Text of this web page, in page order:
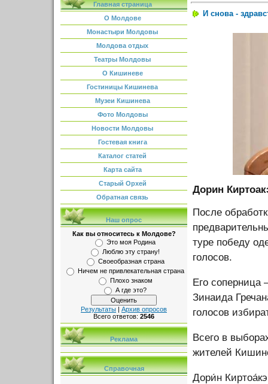
Главная страница
О Молдове
Монастыри Молдовы
Молдова отдых
Театры Молдовы
О Кишиневе
Гостиницы Кишинева
Музеи Кишинева
Фото Молдовы
Новости Молдовы
Гостевая книга
Каталог статей
Карта сайта
Старый Орхей
Обратная связь
Наш опрос
Как вы относитесь к Молдове?
Это моя Родина
Люблю эту страну!
Своеобразная страна
Ничем не привлекательная страна
Плохо знаком
А где это?
Результаты | Архив опросов
Всего ответов: 2546
Реклама
Справочная
И снова -
Дорин
После
туре победу
голосов.
Его
Зинаида
голосов
Всего в
жителей
Дори́н